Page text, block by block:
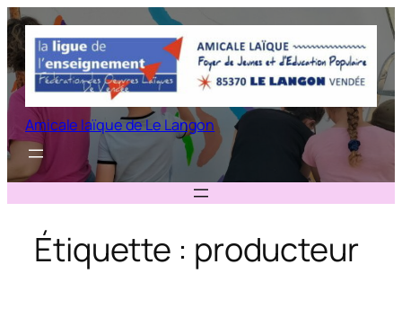
Aller
au
contenu
Amicale laïque de Le Langon
Étiquette : producteur